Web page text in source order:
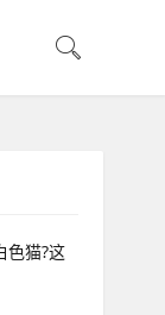
色猫?这